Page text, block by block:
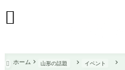

 ホーム 山形の話題 イベント